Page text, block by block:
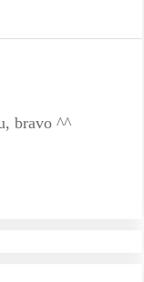
bravo ^^